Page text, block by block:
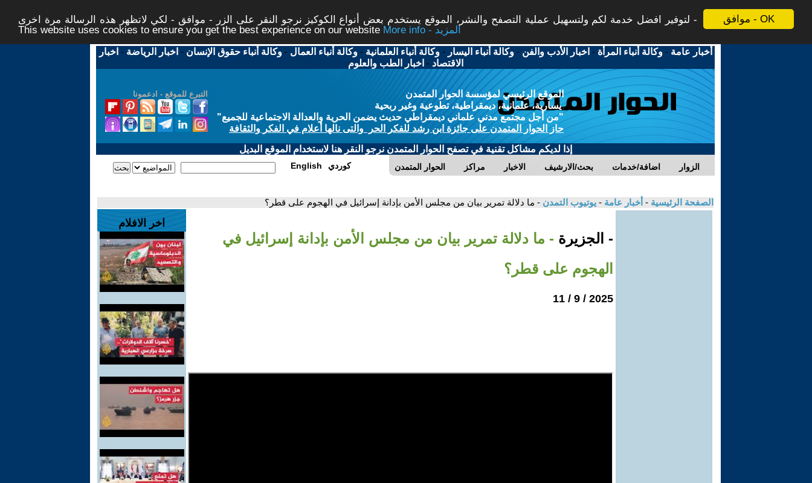
موافق - OK
لتوفير افضل خدمة لكم ولتسهيل عملية التصفح والنشر، الموقع يستخدم بعض أنواع الكوكيز نرجو النقر على الزر - موافق - لكي لاتظهر هذه الرسالة مرة اخرى -
This website uses cookies to ensure you get the best experience on our website
More info - المزيد
أخبار عامة -وكالة أنباء المرأة - اخبار الأدب والفن -وكالة أنباء اليسار -وكالة أنباء العلمانية -وكالة أنباء العمال -وكالة أنباء حقوق الإنسان - اخبار الرياضة - اخبار
الاقتصاد - اخبار الطب والعلوم
التبرع للموقع - ادعمونا
الموقع الرئيسي لمؤسسة الحوار المتمدن
يسارية، علمانية، ديمقراطية، تطوعية وغير ربحية
"من أجل مجتمع مدني علماني ديمقراطي حديث يضمن الحرية والعدالة الاجتماعية للجميع"
حاز الحوار المتمدن على جائزة ابن رشد للفكر الحر والتى نالها أعلام في الفكر والثقافة
إذا لديكم مشاكل تقنية في تصفح الحوار المتمدن نرجو النقر هنا لاستخدام الموقع البديل
الحوار المتمدن مراكز الاخبار بحث/الارشيف اضافة/خدمات الزوار English كوردي
الصفحة الرئيسية - أخبار عامة - يوتيوب التمدن - ما دلالة تمرير بيان من مجلس الأمن بإدانة إسرائيل في الهجوم على قطر؟
- الجزيرة - ما دلالة تمرير بيان من مجلس الأمن بإدانة إسرائيل في
الهجوم على قطر؟
2025 / 9 / 11
اخر الافلام